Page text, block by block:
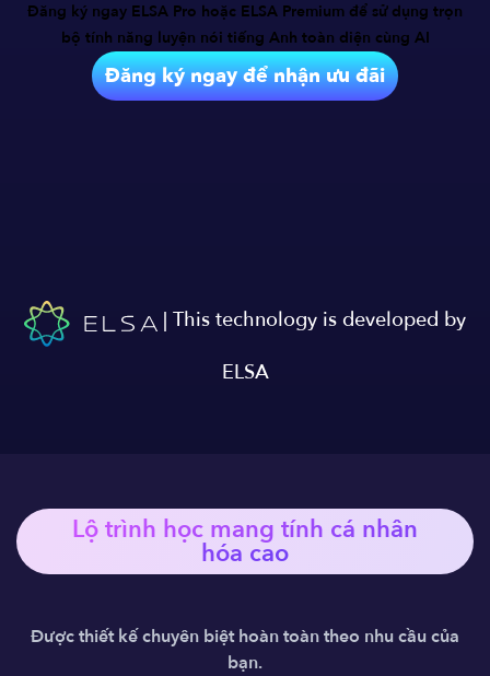
Đăng ký ngay ELSA Pro hoặc ELSA Premium để sử dụng trọn
bộ tính năng luyện nói tiếng Anh toàn diện cùng AI
Đăng ký ngay để nhận ưu đãi
| This technology is developed by
ELSA
Lộ trình học mang tính cá nhân
hóa cao
Được thiết kế chuyên biệt hoàn toàn theo nhu cầu của
bạn.